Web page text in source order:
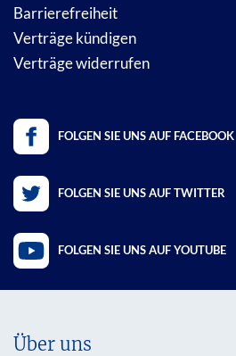
Barrierefreiheit
Verträge kündigen
Verträge widerrufen
FOLGEN SIE UNS AUF FACEBOOK
FOLGEN SIE UNS AUF TWITTER
FOLGEN SIE UNS AUF YOUTUBE
Über uns